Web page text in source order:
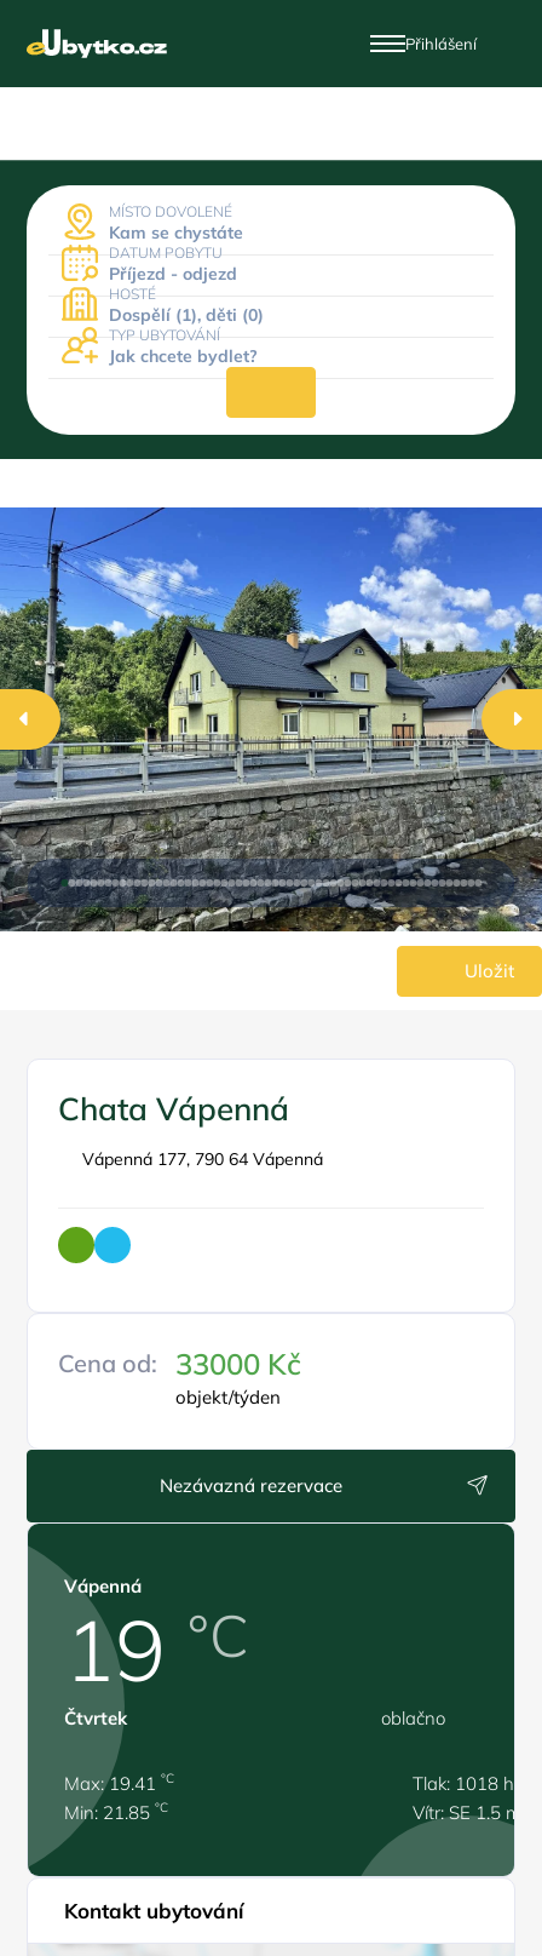
Přihlášení
MÍSTO DOVOLENÉ
Kam se chystáte
DATUM POBYTU
Příjezd - odjezd
HOSTÉ
Dospělí (1), děti (0)
TYP UBYTOVÁNÍ
Jak chcete bydlet?
Uložit
Chata Vápenná
Vápenná 177, 790 64 Vápenná
Cena od: 33000 Kč
objekt/týden
Nezávazná rezervace
Vápenná
19 °C
Čtvrtek oblačno
Max: 19.41°C
Min: 21.85°C
Tlak: 1018 hPa
Vítr: SE 1.5 m/s
Kontakt ubytování